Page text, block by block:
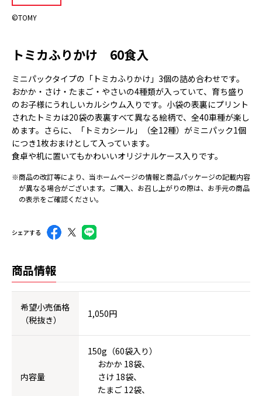
©TOMY
トミカふりかけ 60食入
ミニパックタイプの「トミカふりかけ」3個の詰め合わせです。
おかか・さけ・たまご・やさいの4種類が入っていて、育ち盛り
のお子様にうれしいカルシウム入りです。小袋の表裏にプリント
されたトミカは20袋の表裏すべて異なる絵柄で、全40車種が楽し
めます。さらに、「トミカシール」（全12種）がミニパック1個
につき1枚おまけとして入っています。
食卓や机に置いてもかわいいオリジナルケース入りです。
※商品の改訂等により、当ホームページの情報と商品パッケージの記載内容
が異なる場合がございます。ご購入、お召し上がりの際は、お手元の商品
の表示をご確認ください。
シェアする
商品情報
希望小売価格
（税抜き）
1,050円
内容量
150g（60袋入り）
おかか 18袋、
さけ 18袋、
たまご 12袋、